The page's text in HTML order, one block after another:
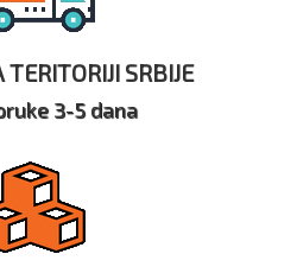
SRBIJE
3-5 dana